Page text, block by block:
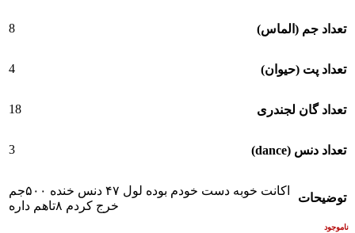
تعداد جم (الماس) 8
تعداد پت (حیوان) 4
تعداد گان لجندری 18
تعداد دنس (dance) 3
توضیحات
اکانت خوبه دست خودم بوده لول ۴۷ دنس خنده ۵۰۰جم
خرج کردم ۸تاهم داره
ناموجود